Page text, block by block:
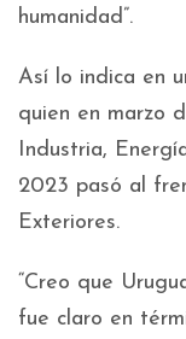
humanidad”.
Así lo indica en
quien en marzo
Industria,
2023 pasó al
Exteriores.
“Creo que
fue claro en